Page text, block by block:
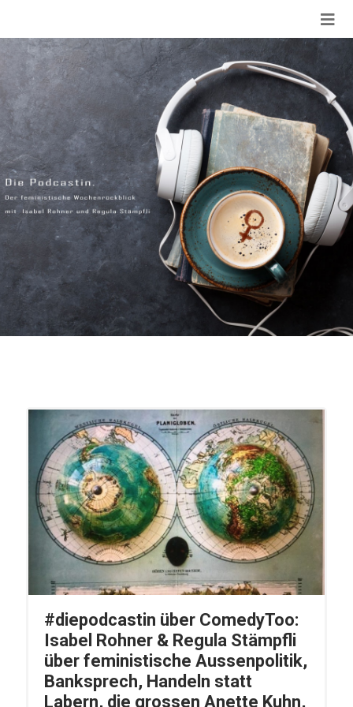
#diepodcastin über ComedyToo:
Isabel Rohner & Regula Stämpfli
über feministische Aussenpolitik,
Banksprech, Handeln statt
Labern, die grossen Anette Kuhn,